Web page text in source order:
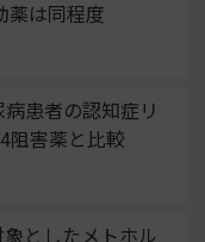
薬は同程度
病患者の認知症リ
害薬と比較
としたメトホル